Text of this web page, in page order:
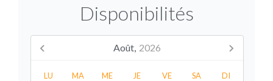
Disponibilités
Août, 2026
LU MA ME JE VE SA DI